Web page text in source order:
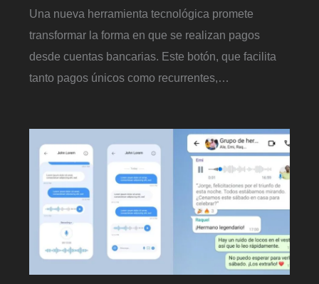
Una nueva herramienta tecnológica promete
transformar la forma en que se realizan pagos
desde cuentas bancarias. Este botón, que facilita
tanto pagos únicos como recurrentes,…